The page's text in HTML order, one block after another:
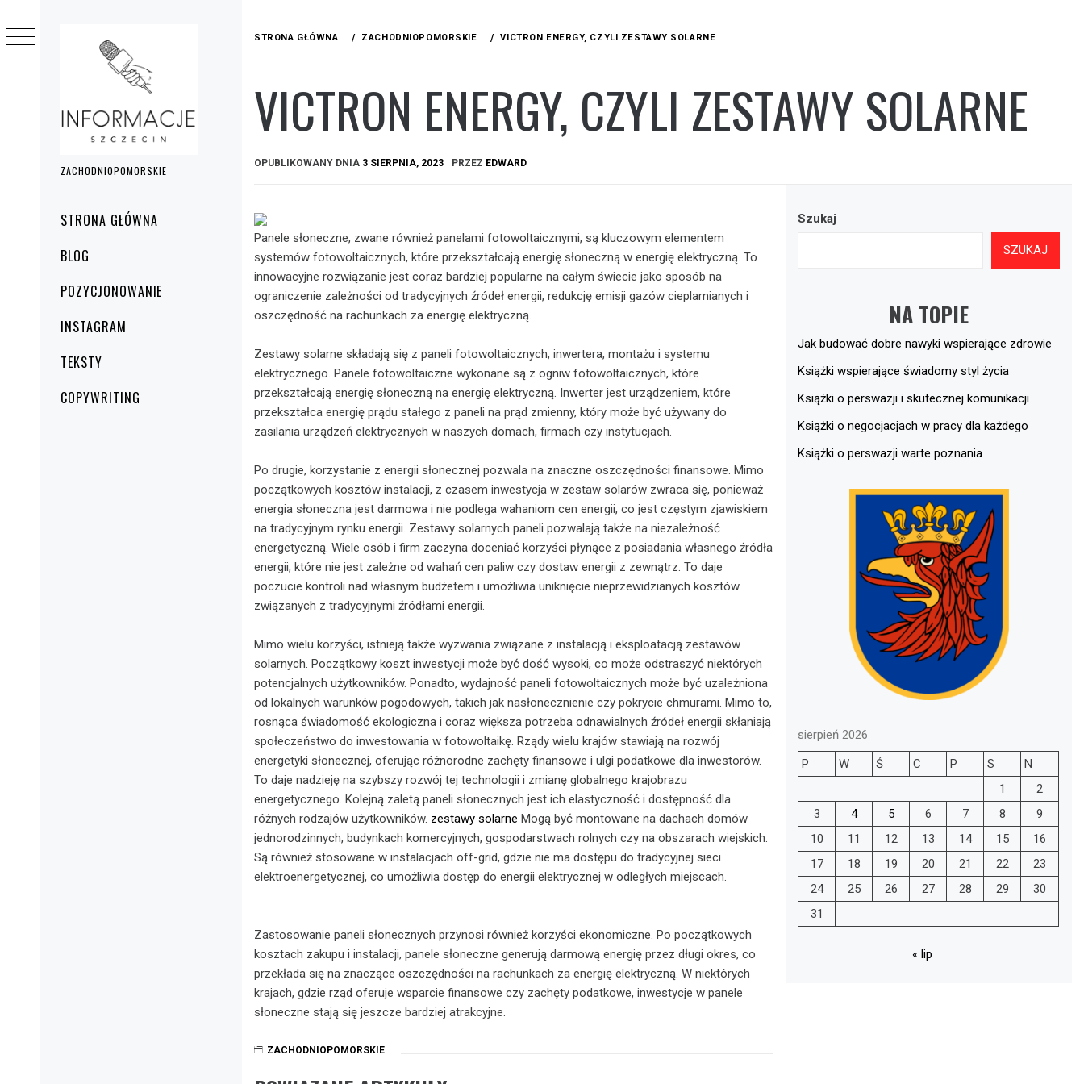
ZACHODNIOPOMORSKIE
główneSTRONA GŁÓWNA
BLOG
POZYCJONOWANIE
INSTAGRAM
TEKSTY
COPYWRITING
do
treści
STRONA GŁÓWNA ZACHODNIOPOMORSKIE VICTRON ENERGY, CZYLI ZESTAWY SOLARNE
VICTRON ENERGY, CZYLI ZESTAWY SOLARNE
OPUBLIKOWANY DNIA 3 SIERPNIA, 2023 PRZEZ EDWARD
Panele słoneczne, zwane również panelami fotowoltaicznymi, są kluczowym elementem
systemów fotowoltaicznych, które przekształcają energię słoneczną w energię elektryczną. To
innowacyjne rozwiązanie jest coraz bardziej popularne na całym świecie jako sposób na
ograniczenie zależności od tradycyjnych źródeł energii, redukcję emisji gazów cieplarnianych i
oszczędność na rachunkach za energię elektryczną.
Zestawy solarne składają się z paneli fotowoltaicznych, inwertera, montażu i systemu
elektrycznego. Panele fotowoltaiczne wykonane są z ogniw fotowoltaicznych, które
przekształcają energię słoneczną na energię elektryczną. Inwerter jest urządzeniem, które
przekształca energię prądu stałego z paneli na prąd zmienny, który może być używany do
zasilania urządzeń elektrycznych w naszych domach, firmach czy instytucjach.
Po drugie, korzystanie z energii słonecznej pozwala na znaczne oszczędności finansowe. Mimo
początkowych kosztów instalacji, z czasem inwestycja w zestaw solarów zwraca się, ponieważ
energia słoneczna jest darmowa i nie podlega wahaniom cen energii, co jest częstym zjawiskiem
na tradycyjnym rynku energii. Zestawy solarnych paneli pozwalają także na niezależność
energetyczną. Wiele osób i firm zaczyna doceniać korzyści płynące z posiadania własnego źródła
energii, które nie jest zależne od wahań cen paliw czy dostaw energii z zewnątrz. To daje
poczucie kontroli nad własnym budżetem i umożliwia uniknięcie nieprzewidzianych kosztów
związanych z tradycyjnymi źródłami energii.
Mimo wielu korzyści, istnieją także wyzwania związane z instalacją i eksploatacją zestawów
solarnych. Początkowy koszt inwestycji może być dość wysoki, co może odstraszyć niektórych
potencjalnych użytkowników. Ponadto, wydajność paneli fotowoltaicznych może być uzależniona
od lokalnych warunków pogodowych, takich jak nasłonecznienie czy pokrycie chmurami. Mimo to,
rosnąca świadomość ekologiczna i coraz większa potrzeba odnawialnych źródeł energii skłaniają
społeczeństwo do inwestowania w fotowoltaikę. Rządy wielu krajów stawiają na rozwój
energetyki słonecznej, oferując różnorodne zachęty finansowe i ulgi podatkowe dla inwestorów.
To daje nadzieję na szybszy rozwój tej technologii i zmianę globalnego krajobrazu
energetycznego. Kolejną zaletą paneli słonecznych jest ich elastyczność i dostępność dla
różnych rodzajów użytkowników. zestawy solarne Mogą być montowane na dachach domów
jednorodzinnych, budynkach komercyjnych, gospodarstwach rolnych czy na obszarach wiejskich.
Są również stosowane w instalacjach off-grid, gdzie nie ma dostępu do tradycyjnej sieci
elektroenergetycznej, co umożliwia dostęp do energii elektrycznej w odległych miejscach.
Zastosowanie paneli słonecznych przynosi również korzyści ekonomiczne. Po początkowych
kosztach zakupu i instalacji, panele słoneczne generują darmową energię przez długi okres, co
przekłada się na znaczące oszczędności na rachunkach za energię elektryczną. W niektórych
krajach, gdzie rząd oferuje wsparcie finansowe czy zachęty podatkowe, inwestycje w panele
słoneczne stają się jeszcze bardziej atrakcyjne.
ZACHODNIOPOMORSKIE
Szukaj
SZUKAJ
NA TOPIE
Jak budować dobre nawyki wspierające zdrowie
Książki wspierające świadomy styl życia
Książki o perswazji i skutecznej komunikacji
Książki o negocjacjach w pracy dla każdego
Książki o perswazji warte poznania
sierpień 2026
P
W Ś C P S
N
1
2
3
4 5 6 7 8
9
10
11 12 13 14 15
16
17
18 19 20 21 22
23
24
25 26 27 28 29
30
31
« lip